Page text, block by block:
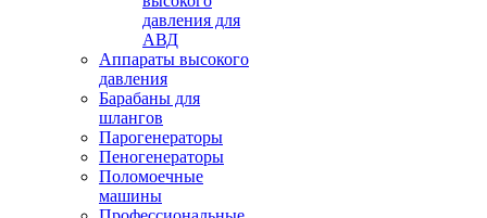
давления для
АВД
Аппараты высокого
давления
Барабаны для
шлангов
Парогенераторы
Пеногенераторы
Поломоечные
машины